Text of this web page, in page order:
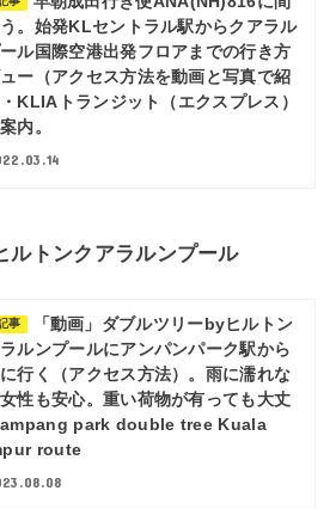
。始発KLセントラル駅からクアラル
ル国際空港出発フロアまでの行き方
ー（アクセス方法を動画と写真で紹
KLIAトランジット（エクスプレス）
内。
ルトンクアラルンプール
事
「動画」ダブルツリーbyヒルトン
ルンプールにアンパンパーク駅から
行く（アクセス方法）。雨に濡れな
性も安心。重い荷物が有っても大丈
ampang park double tree Kuala
route